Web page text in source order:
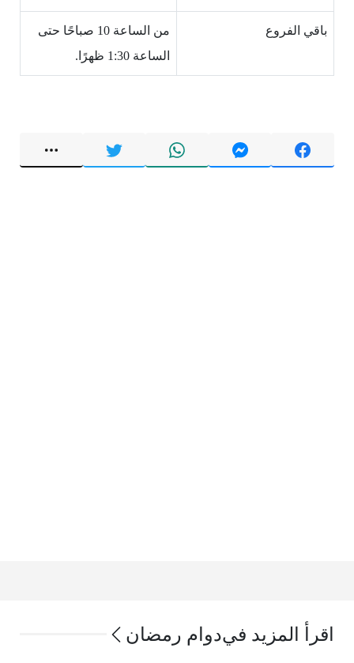
باقي الفروع
من الساعة 10 صباحًا حتى
الساعة 1:30 ظهرًا.
اقرأ المزيد فيدوام رمضان